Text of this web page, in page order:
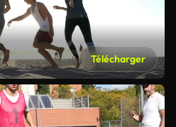
Télécharger